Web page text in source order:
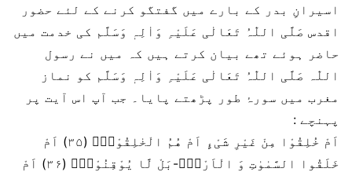
اسیرانِ بدر کے بارے میں گفتگو کرنے کے لئے حضور
اقدس صَلَّی اللّٰہُ تَعَالٰی عَلَیْہِ وَاٰلِہٖ وَسَلَّم کی خدمت میں
حاضر ہوئے تھے بیان کرتے ہیں کہ میں نے رسول
اللّٰہ صَلَّی اللّٰہُ تَعَالٰی عَلَیْہِ وَاٰلِہٖ وَسَلَّم کو نماز
مغرب میں سورۂ طور پڑھتے پایا۔ جب آپ اس آیت پر
پہنچے :
اَمْ خُلِقُوْا مِنْ غَیْرِ شَیْءٍ اَمْ هُمُ الْخٰلِقُوْنَؕ (۳۵) اَمْ
خَلَقُوا السَّمٰوٰتِ وَ الْاَرْضَۚ-بَلْ لَّا یُوْقِنُوْنَؕ (۳۶) اَمْ